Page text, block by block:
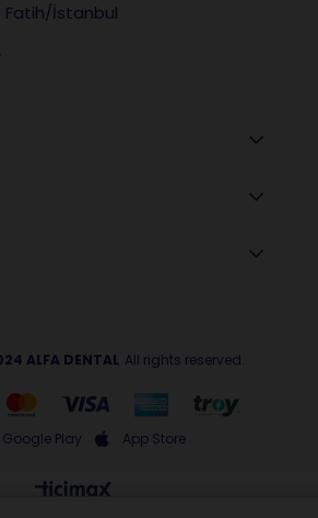
Fatih/İstanbul
ALFA DENTAL All rights reserved.
Google Play App Store